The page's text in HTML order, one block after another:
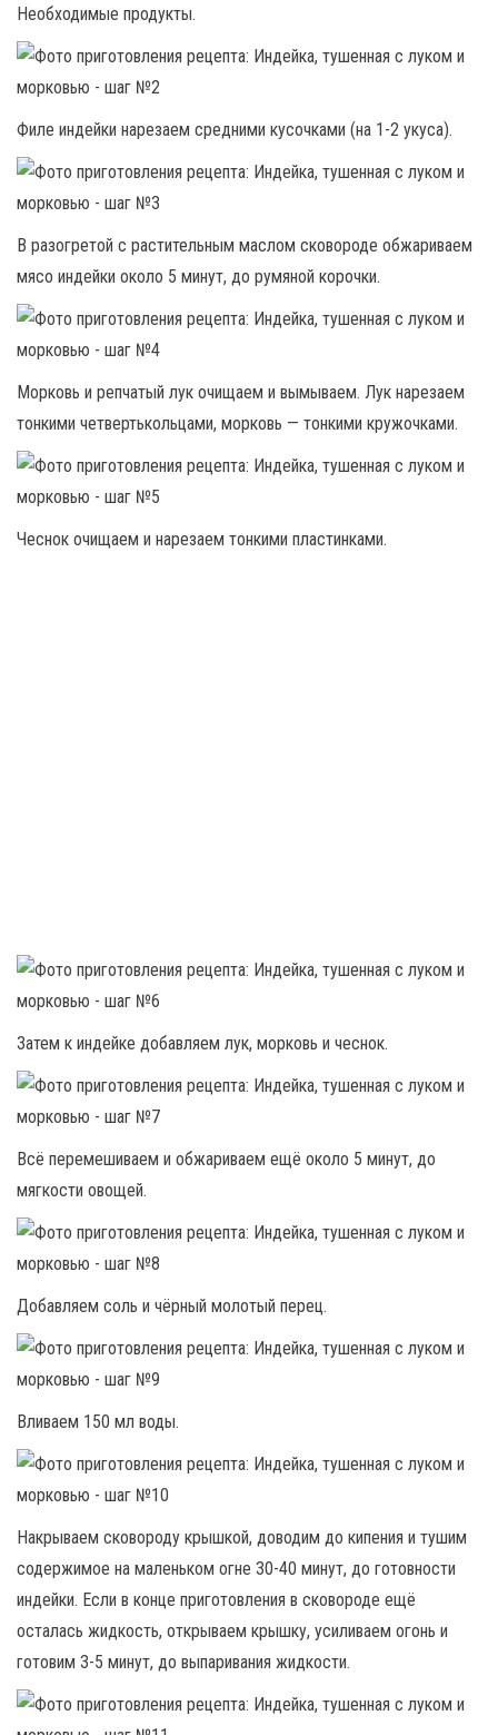
Необходимые продукты.
Филе индейки нарезаем средними кусочками (на 1-2 укуса).
В разогретой с растительным маслом сковороде обжариваем
мясо индейки около 5 минут, до румяной корочки.
Морковь и репчатый лук очищаем и вымываем. Лук нарезаем
тонкими четвертькольцами, морковь — тонкими кружочками.
Чеснок очищаем и нарезаем тонкими пластинками.
Затем к индейке добавляем лук, морковь и чеснок.
Всё перемешиваем и обжариваем ещё около 5 минут, до
мягкости овощей.
Добавляем соль и чёрный молотый перец.
Вливаем 150 мл воды.
Накрываем сковороду крышкой, доводим до кипения и тушим
содержимое на маленьком огне 30-40 минут, до готовности
индейки. Если в конце приготовления в сковороде ещё
осталась жидкость, открываем крышку, усиливаем огонь и
готовим 3-5 минут, до выпаривания жидкости.